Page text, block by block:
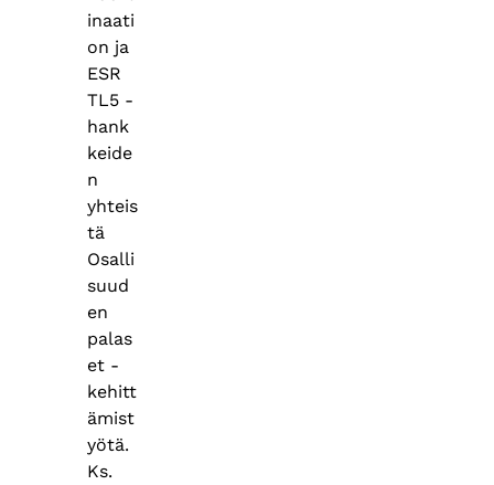
inaati
on ja
ESR
TL5 -
hank
keide
n
yhteis
tä
Osalli
suud
en
palas
et -
kehitt
ämist
yötä.
Ks.